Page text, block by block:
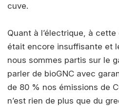
cuve.
Quant à l’électrique, à cette
était encore insuffisante et
nous sommes partis sur le
parler de bioGNC avec
de 80 % nos émissions de
n’est rien de plus que du